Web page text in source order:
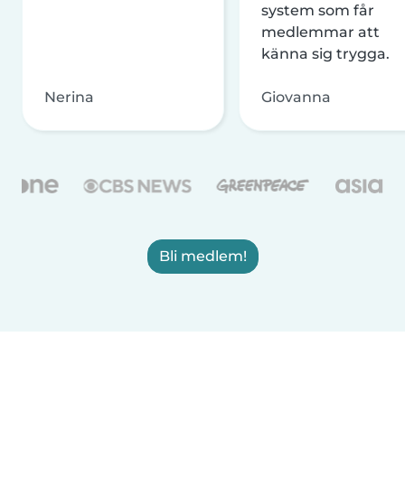
Nerina
system som får
medlemmar att
känna sig trygga.
Giovanna
Bli medlem!